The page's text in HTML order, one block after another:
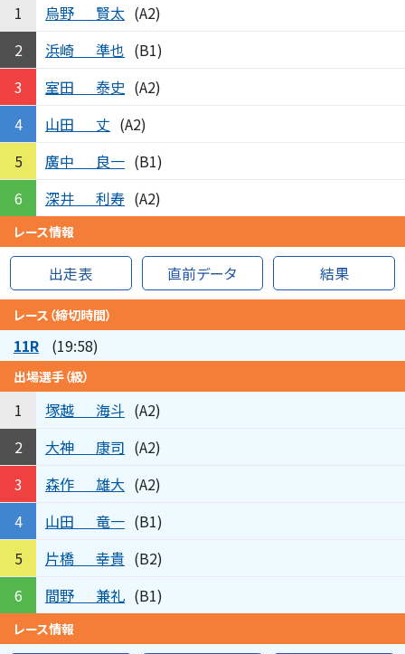
1 烏野 賢太 (A2)
2
浜崎 準也 (B1)
3
室田 泰史 (A2)
4
山田 丈 (A2)
5
廣中 良一 (B1)
6
深井 利寿 (A2)
レース情報
出走表 直前データ 結果
レース（締切時間）
11R (19:58)
出場選手（級）
1 塚越 海斗 (A2)
2
大神 康司 (A2)
3
森作 雄大 (A2)
4
山田 竜一 (B1)
5
片橋 幸貴 (B2)
6
間野 兼礼 (B1)
レース情報